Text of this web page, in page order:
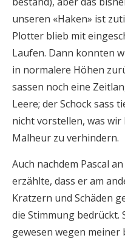
unseren «Haken» ist
Plotter blieb mit
Laufen. Dann konnten
in normalere Höhen
sassen noch eine
Leere; der Schock sass
nicht vorstellen, was
Malheur zu verhindern.
Auch nachdem Pascal
erzählte, dass er am
Kratzern und Schäden
die Stimmung bedrückt.
gewesen wegen